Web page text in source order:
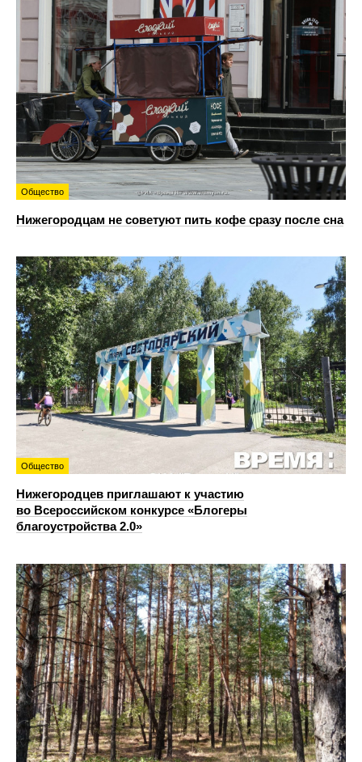
Общество
Нижегородцам не советуют пить кофе сразу после сна
Общество
Нижегородцев приглашают к участию
во Всероссийском конкурсе «Блогеры
благоустройства 2.0»